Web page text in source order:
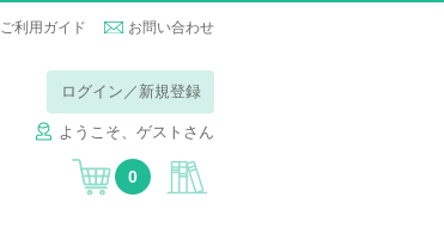
ご利用ガイド お問い合わせ
ログイン／新規登録
ようこそ、ゲストさん
0